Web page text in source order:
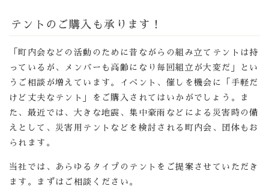
テントのご購入も承ります！
「町内会などの活動のために昔ながらの組み立てテントは持
っているが、メンバーも高齢になり毎回組立が大変だ」とい
うご相談が増えています。イベント、催しを機会に「手軽だ
けど丈夫なテント」をご購入されてはいかがでしょう。ま
た、最近では、大きな地震、集中豪雨などによる災害時の備
えとして、災害用テントなどを検討される町内会、団体もお
られます。
当社では、あらゆるタイプのテントをご提案させていただき
ます。まずはご相談ください。